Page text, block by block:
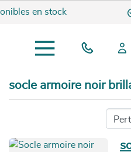
en stock
socle armoire noir